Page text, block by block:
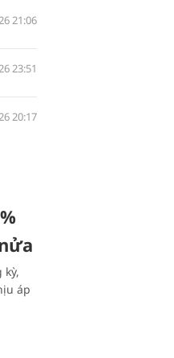
21:06
23:51
20:17
kỳ,
áp